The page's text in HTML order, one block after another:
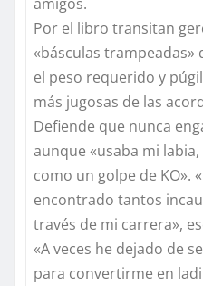
Por el libro transitan
«básculas
el peso requerido y
más jugosas de las
Defiende que nunca
aunque «usaba mi
como un golpe de KO».
encontrado tantos
través de mi carrera»,
«A veces he dejado de
para convertirme en